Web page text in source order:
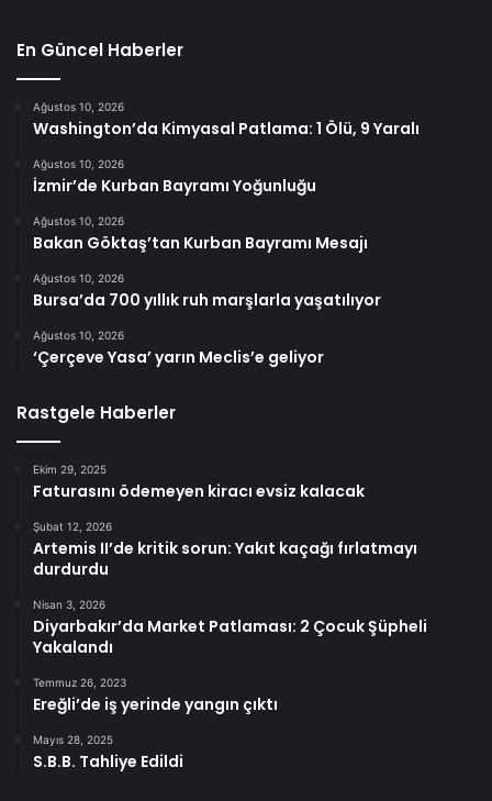
En Güncel Haberler
Ağustos 10, 2026
Washington’da Kimyasal Patlama: 1 Ölü, 9 Yaralı
Ağustos 10, 2026
İzmir’de Kurban Bayramı Yoğunluğu
Ağustos 10, 2026
Bakan Göktaş’tan Kurban Bayramı Mesajı
Ağustos 10, 2026
Bursa’da 700 yıllık ruh marşlarla yaşatılıyor
Ağustos 10, 2026
‘Çerçeve Yasa’ yarın Meclis’e geliyor
Rastgele Haberler
Ekim 29, 2025
Faturasını ödemeyen kiracı evsiz kalacak
Şubat 12, 2026
Artemis II’de kritik sorun: Yakıt kaçağı fırlatmayı
durdurdu
Nisan 3, 2026
Diyarbakır’da Market Patlaması: 2 Çocuk Şüpheli
Yakalandı
Temmuz 26, 2023
Ereğli’de iş yerinde yangın çıktı
Mayıs 28, 2025
S.B.B. Tahliye Edildi